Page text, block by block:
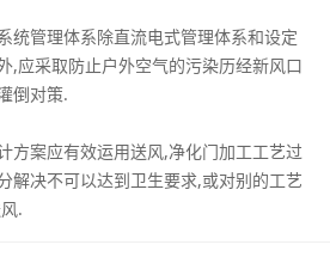
统管理体系除直流电式管理体系和设定
,应采取防止户外空气的污染历经新风口
倒对策.
方案应有效运用送风,净化门加工工艺过
解决不可以达到卫生要求,或对别的工艺
.